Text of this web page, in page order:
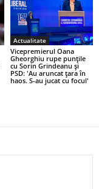
Actualitate
Vicepremierul Oana
Gheorghiu rupe punțile
cu Sorin Grindeanu și
PSD: 'Au aruncat țara în
haos. S-au jucat cu focul'